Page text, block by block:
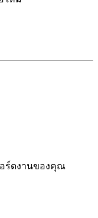
อร์ดงานของคุณ